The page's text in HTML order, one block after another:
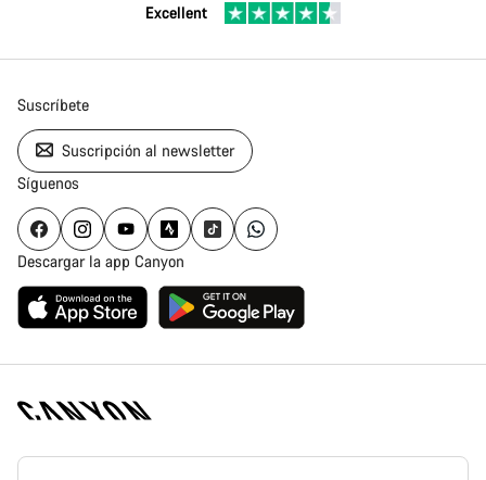
Excellent
Suscríbete
Suscripción al newsletter
Síguenos
Descargar la app Canyon
Canyon